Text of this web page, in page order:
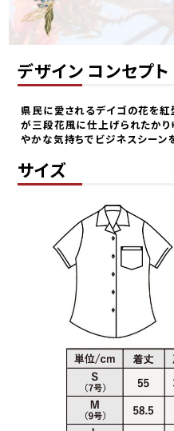
デザイン コンセプト
県民に愛されるデイゴの花を
が三段花風に仕上げられたかり
やかな気持ちでビジネスシーン
サイズ